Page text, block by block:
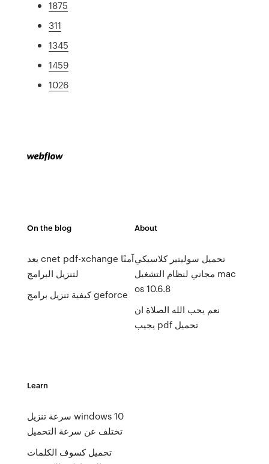
1875
311
1345
1459
1026
On the blog
يعد cnet pdf-xchange آمنًا
لتنزيل البرامج
كيفية تنزيل برامج geforce
About
تحميل سوليتير كلاسيكي
مجاني لنظام التشغيل mac
os 10.6.8
نعم يحب الله الصلاة ان
يجيب pdf تحميل
Learn
سرعة تنزيل windows 10
تختلف عن سرعة التحميل
تحميل كسوف الكلمات